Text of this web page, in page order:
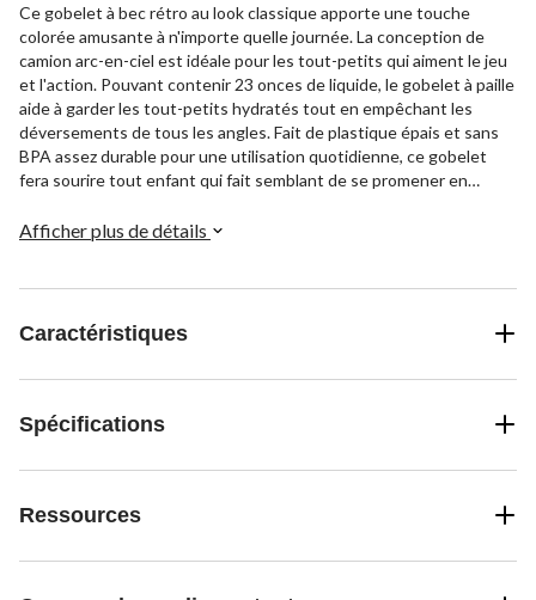
Ce gobelet à bec rétro au look classique apporte une touche
colorée amusante à n'importe quelle journée. La conception de
camion arc-en-ciel est idéale pour les tout-petits qui aiment le jeu
et l'action. Pouvant contenir 23 onces de liquide, le gobelet à paille
aide à garder les tout-petits hydratés tout en empêchant les
déversements de tous les angles. Fait de plastique épais et sans
BPA assez durable pour une utilisation quotidienne, ce gobelet
fera sourire tout enfant qui fait semblant de se promener en
Afficher plus de détails
Caractéristiques
Spécifications
Ressources